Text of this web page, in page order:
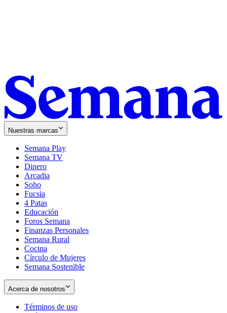
Nuestras marcas
Semana Play
Semana TV
Dinero
Arcadia
Soho
in
new
window
Fucsia
in
new
window
4 Patas
Educación
Foros Semana
Finanzas Personales
Semana Rural
Cocina
Círculo de Mujeres
Semana Sostenible
Acerca de nosotros
Términos de uso